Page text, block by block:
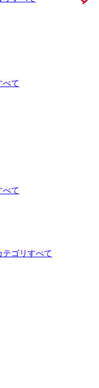
べて
べて
テゴリすべて